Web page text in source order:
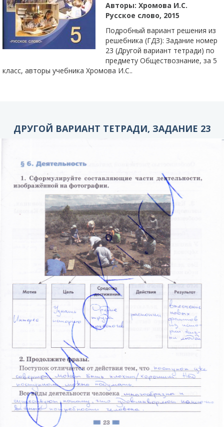
Авторы: Хромова И.С.
Русское слово, 2015
Подробный вариант решения из
решебника (ГДЗ): Задание номер
23 (Другой вариант тетради) по
предмету Обществознание, за 5
класс, авторы учебника Хромова И.С..
ДРУГОЙ ВАРИАНТ ТЕТРАДИ, ЗАДАНИЕ 23